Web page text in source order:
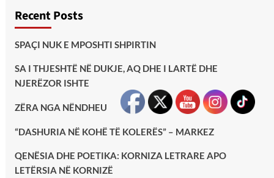
Recent Posts
SPAÇI NUK E MPOSHTI SHPIRTIN
SA I THJESHTË NË DUKJE, AQ DHE I LARTË DHE
NJERËZOR ISHTE
ZËRA NGA NËNDHEU
“DASHURIA NË KOHË TË KOLERËS” – MARKEZ
QENËSIA DHE POETIKA: KORNIZA LETRARE APO
LETËRSIA NË KORNIZË